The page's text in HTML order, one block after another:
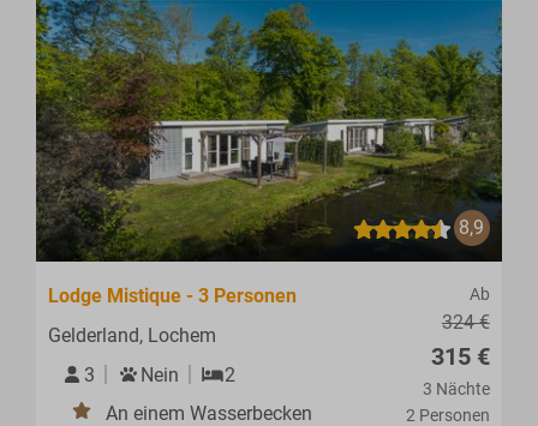
8,9
Ab
324 €
315 €
3 Nächte
2 Personen
Lodge Mistique - 3 Personen
Gelderland, Lochem
3
Nein
2
An einem Wasserbecken